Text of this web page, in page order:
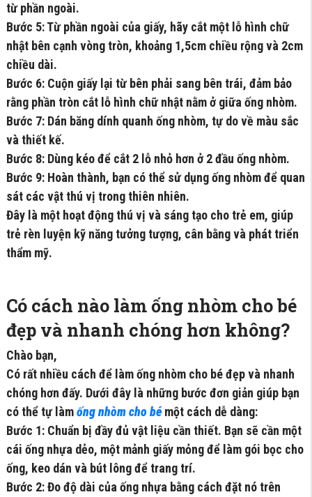
từ phần ngoài.
Bước 5: Từ phần ngoài của giấy, hãy cắt một lỗ hình chữ
nhật bên cạnh vòng tròn, khoảng 1,5cm chiều rộng và 2cm
chiều dài.
Bước 6: Cuộn giấy lại từ bên phải sang bên trái, đảm bảo
rằng phần tròn cắt lỗ hình chữ nhật nằm ở giữa ống nhòm.
Bước 7: Dán băng dính quanh ống nhòm, tự do về màu sắc
và thiết kế.
Bước 8: Dùng kéo để cắt 2 lỗ nhỏ hơn ở 2 đầu ống nhòm.
Bước 9: Hoàn thành, bạn có thể sử dụng ống nhòm để quan
sát các vật thú vị trong thiên nhiên.
Đây là một hoạt động thú vị và sáng tạo cho trẻ em, giúp
trẻ rèn luyện kỹ năng tưởng tượng, cân bằng và phát triển
thẩm mỹ.
Có cách nào làm ống nhòm cho bé
đẹp và nhanh chóng hơn không?
Chào bạn,
Có rất nhiều cách để làm ống nhòm cho bé đẹp và nhanh
chóng hơn đấy. Dưới đây là những bước đơn giản giúp bạn
có thể tự làmống nhòm cho bémột cách dễ dàng:
Bước 1: Chuẩn bị đầy đủ vật liệu cần thiết. Bạn sẽ cần một
cái ống nhựa dẻo, một mảnh giấy mỏng để làm gói bọc cho
ống, keo dán và bút lông để trang trí.
Bước 2: Đo độ dài của ống nhựa bằng cách đặt nó trên